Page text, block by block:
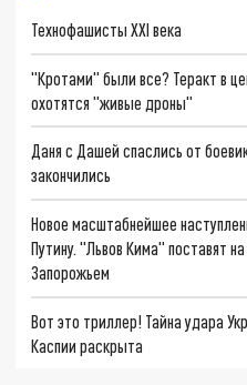
Технофашисты XXI века
"Кротами" были все? Теракт в
охотятся "живые дроны"
Даня с Дашей спаслись от
закончились
Новое масштабнейшее
Путину. "Львов Кима" поставят
Запорожьем
Вот это триллер! Тайна удара
Каспии раскрыта